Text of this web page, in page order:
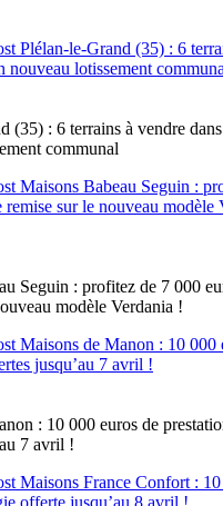
(35) : 6 terrains à vendre
communal
Seguin : profitez de 7 000
modèle Verdania !
: 10 000 euros de
7 avril !